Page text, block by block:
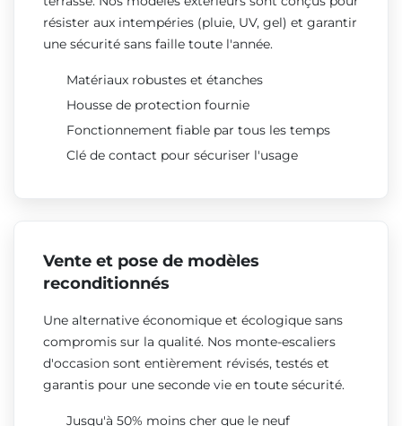
résister aux intempéries (pluie, UV, gel) et garantir
une sécurité sans faille toute l'année.
Matériaux robustes et étanches
Housse de protection fournie
Fonctionnement fiable par tous les temps
Clé de contact pour sécuriser l'usage
Vente et pose de modèles
reconditionnés
Une alternative économique et écologique sans
compromis sur la qualité. Nos monte-escaliers
d'occasion sont entièrement révisés, testés et
garantis pour une seconde vie en toute sécurité.
Jusqu'à 50% moins cher que le neuf